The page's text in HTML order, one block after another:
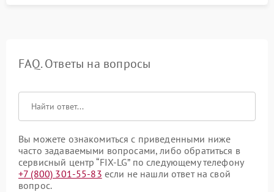
FAQ. Ответы на вопросы
Вы можете ознакомиться с приведенными ниже
часто задаваемыми вопросами, либо обратиться в
сервисный центр “FIX-LG” по следующему телефону
+7 (800) 301-55-83 если не нашли ответ на свой
вопрос.